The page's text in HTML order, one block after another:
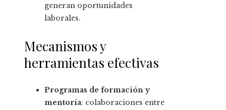
generan oportunidades
laborales.
Mecanismos y
herramientas efectivas
Programas de formación y
mentoría: colaboraciones entre